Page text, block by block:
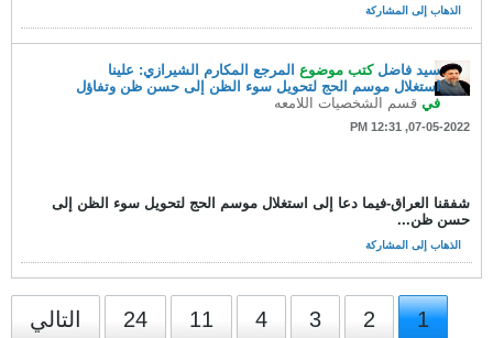
الذهاب إلى المشاركة
سيد فاضل كتب موضوع المرجع المكارم الشيرازي: علينا
استغلال موسم الحج لتحويل سوء الظن إلى حسن ظن وتفاؤل
في قسم الشخصيات اللامعه
07-05-2022, 12:31 PM
شفقنا العراق-فيما دعا إلى استغلال موسم الحج لتحويل سوء الظن إلى
حسن ظن...
الذهاب إلى المشاركة
1
2
3
4
11
24 التالي